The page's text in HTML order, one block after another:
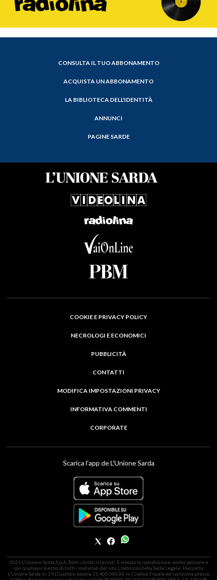
CONSULTA IL TUO ABBONAMENTO
ACQUISTA UN ABBONAMENTO
LA BIBLIOTECA DELL'IDENTITÀ
ANNUNCI
PAGINE SARDE
COOKIE E PRIVACY POLICY
NECROLOGI E ECONOMICI
PUBBLICITÀ
CONTATTI
MODIFICA IMPOSTAZIONI PRIVACY
INFORMATIVA COMMENTI
CORPORATE
Scarica l'app de L'Unione Sarda
2021 L'Unione Sarda S.p.A. Tutti i diritti riservati. É vietata la riproduzione, anche parziale e
con qualsiasi mezzo, di tutti i materiali del sito. | Indirizzo della Sede Legale: Piazzetta
L'Unione Sarda nr. 24 | Capitale sociale 11.400.000,00 i.v. | Codice Fiscale ed iscrizione presso